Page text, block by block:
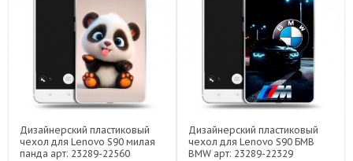
Дизайнерский пластиковый
чехол для Lenovo S90 милая
панда арт: 23289-22560
Дизайнерский пластиковый
чехол для Lenovo S90 БМВ
BMW арт: 23289-22329